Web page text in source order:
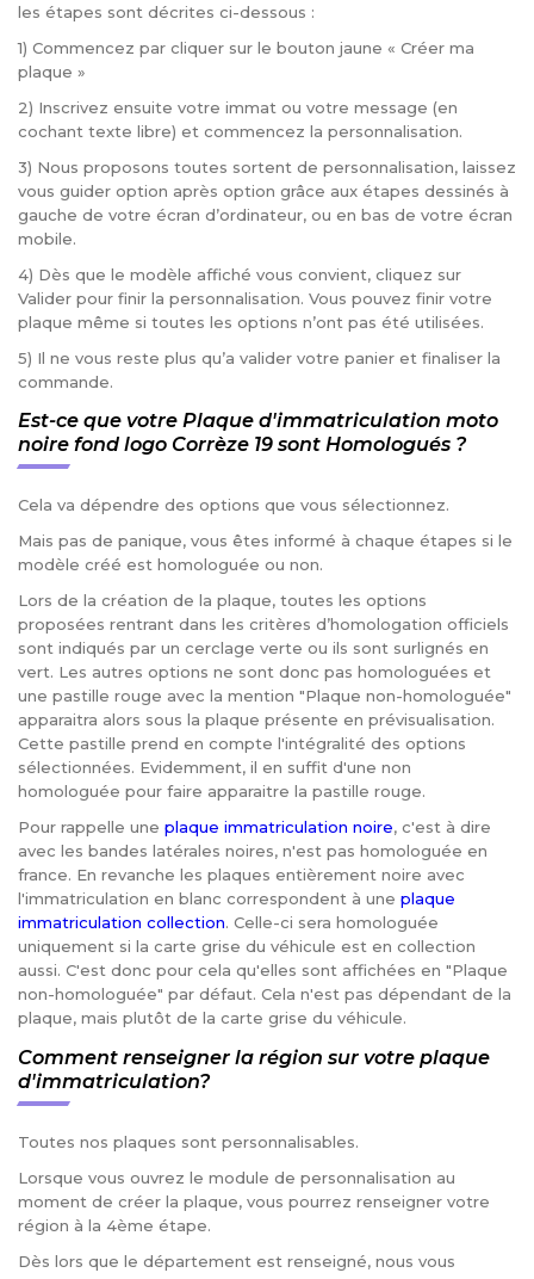
les étapes sont décrites ci-dessous :
1) Commencez par cliquer sur le bouton jaune « Créer ma
plaque »
2) Inscrivez ensuite votre immat ou votre message (en
cochant texte libre) et commencez la personnalisation.
3) Nous proposons toutes sortent de personnalisation, laissez
vous guider option après option grâce aux étapes dessinés à
gauche de votre écran d’ordinateur, ou en bas de votre écran
mobile.
4) Dès que le modèle affiché vous convient, cliquez sur
Valider pour finir la personnalisation. Vous pouvez finir votre
plaque même si toutes les options n’ont pas été utilisées.
5) Il ne vous reste plus qu’a valider votre panier et finaliser la
commande.
Est-ce que votre Plaque d'immatriculation moto
noire fond logo Corrèze 19 sont Homologués ?
Cela va dépendre des options que vous sélectionnez.
Mais pas de panique, vous êtes informé à chaque étapes si le
modèle créé est homologuée ou non.
Lors de la création de la plaque, toutes les options
proposées rentrant dans les critères d’homologation officiels
sont indiqués par un cerclage verte ou ils sont surlignés en
vert. Les autres options ne sont donc pas homologuées et
une pastille rouge avec la mention "Plaque non-homologuée"
apparaitra alors sous la plaque présente en prévisualisation.
Cette pastille prend en compte l'intégralité des options
sélectionnées. Evidemment, il en suffit d'une non
homologuée pour faire apparaitre la pastille rouge.
Pour rappelle une plaque immatriculation noire, c'est à dire
avec les bandes latérales noires, n'est pas homologuée en
france. En revanche les plaques entièrement noire avec
l'immatriculation en blanc correspondent à une plaque
immatriculation collection. Celle-ci sera homologuée
uniquement si la carte grise du véhicule est en collection
aussi. C'est donc pour cela qu'elles sont affichées en "Plaque
non-homologuée" par défaut. Cela n'est pas dépendant de la
plaque, mais plutôt de la carte grise du véhicule.
Comment renseigner la région sur votre plaque
d'immatriculation?
Toutes nos plaques sont personnalisables.
Lorsque vous ouvrez le module de personnalisation au
moment de créer la plaque, vous pourrez renseigner votre
région à la 4ème étape.
Dès lors que le département est renseigné, nous vous